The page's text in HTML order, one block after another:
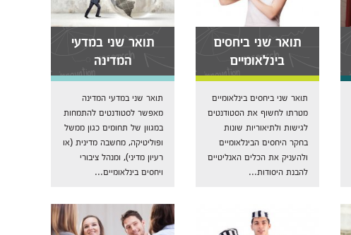
תואר שני ביחסים
בינלאומיים
תואר שני ביחסים בינלאומיים
מטרתו לחשוף את הסטודנטים
לגישות ולתיאוריות שונות
בחקר היחסים הבינלאומיים
ולהעניק את הכלים האנליטיים
להבנת היסודות...
תואר שני במדעי
המדינה
תואר שני במדעי המדינה
מאפשר לסטודנטים להתמחות
במגוון של תחומים כגון ממשל
ופוליטיקה, מחשבה מדינית (או
רעיון מדיני), ומנהל ציבורי
ויחסים בינלאומיים...